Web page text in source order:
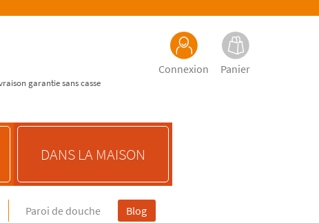
Connexion Panier
garantie sans casse
DANS LA MAISON
Paroi de douche Blog